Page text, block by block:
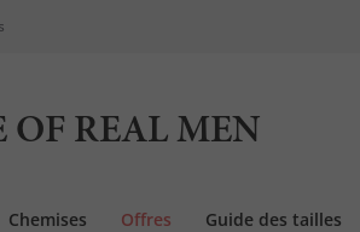
OF REAL MEN
Chemises Offres Guide des tailles